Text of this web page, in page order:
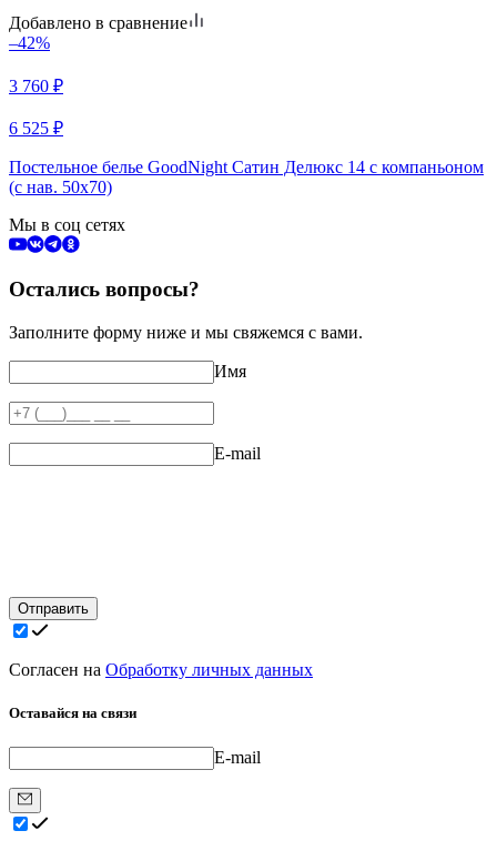
Добавлено в сравнение
–42%
3 760 ₽
6 525 ₽
Постельное белье GoodNight Сатин Делюкс 14 с компаньоном
(с нав. 50х70)
Мы в соц сетях
Остались вопросы?
Заполните форму ниже и мы свяжемся с вами.
Имя
E-mail
Отправить
Согласен на Обработку личных данных
Оставайся на связи
E-mail